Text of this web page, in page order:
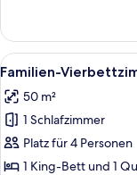
Einzelzimmer,
Balkon
Alle
Fotos
für
Familien-
Vierbettzimmer,
Balkon
4
Familien-
50 m²
1 Schlafzimmer
Platz für 4 Personen
1 King-Bett und 1